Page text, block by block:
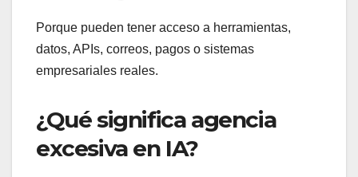
Porque pueden tener acceso a herramientas,
datos, APIs, correos, pagos o sistemas
empresariales reales.
¿Qué significa agencia
excesiva en IA?